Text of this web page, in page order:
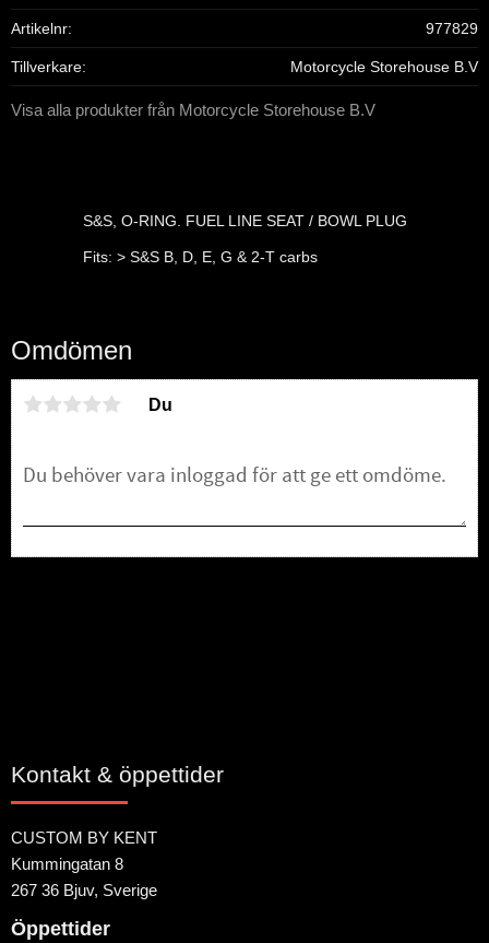
Artikelnr 977829
Tillverkare Motorcycle Storehouse B.V
Visa alla produkter från Motorcycle Storehouse B.V
S&S, O-RING. FUEL LINE SEAT / BOWL PLUG
Fits: > S&S B, D, E, G & 2-T carbs
Omdömen
Du
Kontakt & öppettider
CUSTOM BY KENT
Kummingatan 8
267 36 Bjuv, Sverige
Öppettider